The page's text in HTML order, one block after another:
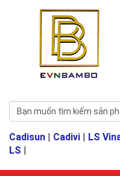
Cadisun | Cadivi | LS
LS |